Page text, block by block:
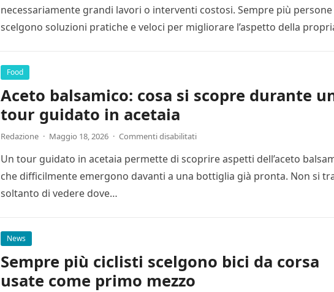
necessariamente grandi lavori o interventi costosi. Sempre più persone
scelgono soluzioni pratiche e veloci per migliorare l’aspetto della
Food
Aceto balsamico: cosa si scopre durante
tour guidato in acetaia
Redazione · Maggio 18, 2026 · Commenti disabilitati
Un tour guidato in acetaia permette di scoprire aspetti dell’aceto
che difficilmente emergono davanti a una bottiglia già pronta. Non si
soltanto di vedere dove…
News
Sempre più ciclisti scelgono bici da corsa
usate come primo mezzo